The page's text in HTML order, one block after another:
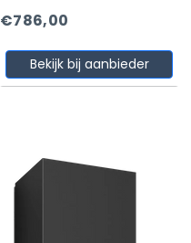
€786,00
Bekijk bij aanbieder